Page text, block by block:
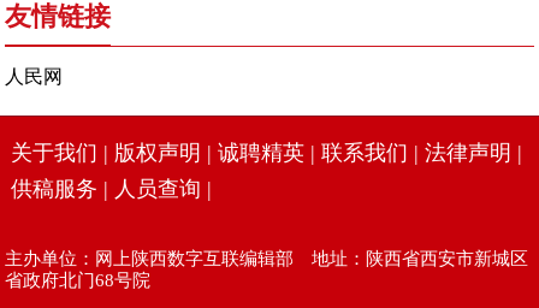
友情链接
人民网
关于我们 | 版权声明 | 诚聘精英 | 联系我们 | 法律声明 |
供稿服务 | 人员查询 |
主办单位：网上陕西数字互联编辑部 地址：陕西省西安市新城区
省政府北门68号院